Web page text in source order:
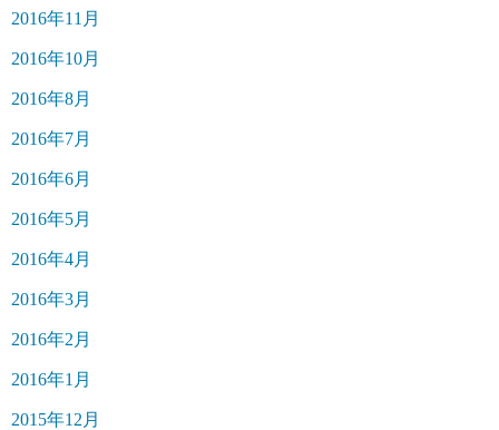
2016年11月
2016年10月
2016年8月
2016年7月
2016年6月
2016年5月
2016年4月
2016年3月
2016年2月
2016年1月
2015年12月